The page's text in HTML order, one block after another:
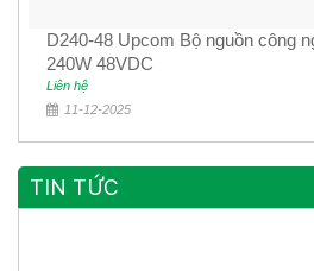
D240-48 Upcom Bộ nguồn công
240W 48VDC
Liên hệ
11-12-2025
TIN TỨC